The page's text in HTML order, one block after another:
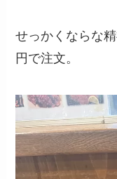
せっかくならな
円で注文。